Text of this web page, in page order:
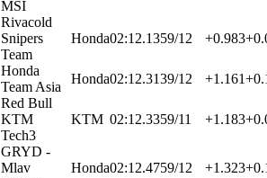
MSI
Rivacold
Snipers
Team
Honda02:12.1359/12 +0.983
Honda
Team Asia
Honda02:12.3139/12 +1.161
Red Bull
KTM
Tech3
KTM 02:12.3359/11 +1.183
GRYD -
Mlav
Honda02:12.4759/12 +1.323